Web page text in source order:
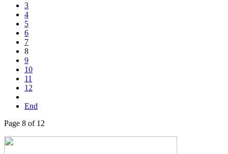
3
4
5
6
7
8
9
10
11
12
End
Page 8 of 12